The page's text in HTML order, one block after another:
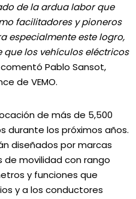
de la ardua labor que
facilitadores y pioneros
especialmente este logro,
que los vehículos eléctricos
comentó Pablo Sansot,
de VEMO.
de más de 5,500
durante los próximos años.
diseñados por marcas
de movilidad con rango
y funciones que
y a los conductores